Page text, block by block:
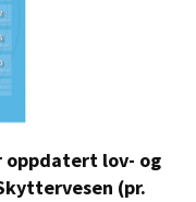
oppdatert lov- og
(pr.